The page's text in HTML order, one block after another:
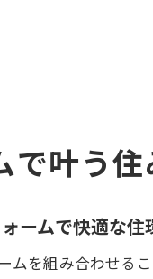
で叶う
ームで快適な住
ムを組み合わせる